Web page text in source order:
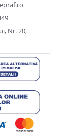
Nr. 20,